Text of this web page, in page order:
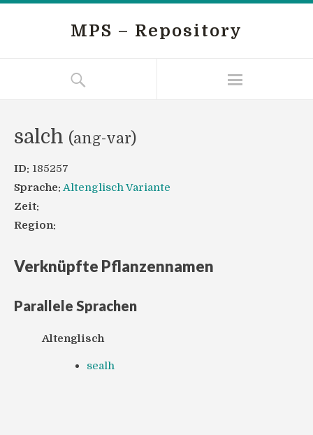
MPS – Repository
salch (ang-var)
ID: 185257
Sprache: Altenglisch Variante
Zeit:
Region:
Verknüpfte Pflanzennamen
Parallele Sprachen
Altenglisch
sealh